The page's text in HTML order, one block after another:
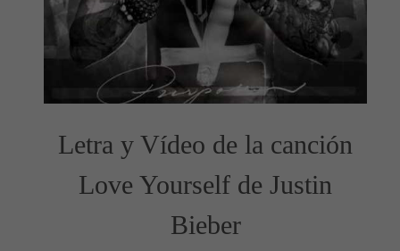
Letra y Vídeo de la canción
Love Yourself de Justin
Bieber